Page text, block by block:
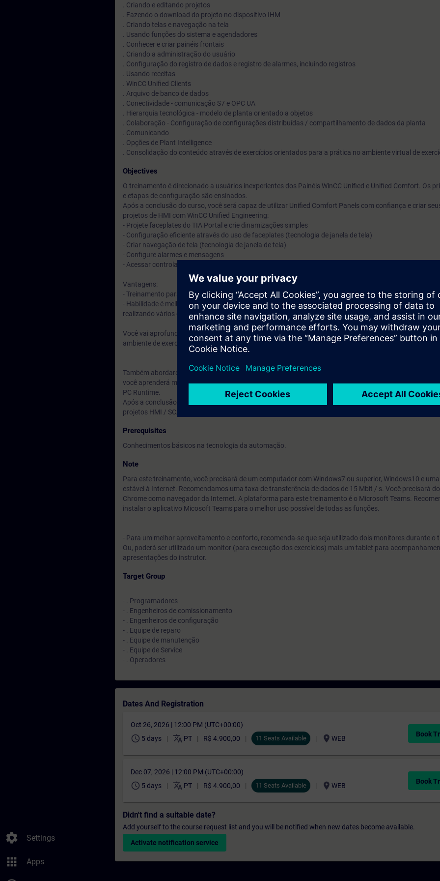
settings Settings
apps Apps
aprenderá os conceitos básicos para utilizar o WinCC Unified e
os novos painéis Unified Confort, conhecendo mais sobre o
performance e desempenho deste novo sistema.
. Criando e editando projetos
. Fazendo o download do projeto no dispositivo IHM
. Criando telas e navegação na tela
. Usando funções do sistema e agendadores
. Conhecer e criar painéis frontais
. Criando a administração do usuário
. Configuração do registro de dados e registro de alarmes, incluindo registros
. Usando receitas
. WinCC Unified Clients
. Arquivo de banco de dados
. Conectividade - comunicação S7 e OPC UA
. Hierarquia tecnológica - modelo de planta orientado a objetos
. Colaboração - Configuração de configurações distribuídas / compartilhamento de dados da planta
. Comunicando
. Opções de Plant Intelligence
. Consolidação do conteúdo através de exercícios orientados para a prática no ambiente virtual de
Objectives
O treinamento é direcionado a usuários inexperientes dos Painéis WinCC Unified e Unified Comfort. Os
e etapas de configuração são ensinados.
Após a conclusão do curso, você será capaz de utilizar Unified Comfort Panels com confiança e criar
projetos de HMI com WinCC Unified Engineering:
- Projete faceplates do TIA Portal e crie dinamizações simples
- Configuração eficiente através do uso de faceplates (tecnologia de janela de tela)
- Criar navegação de tela (tecnologia de janela de tela)
- Configure alarmes e mensagens
- Acessar controladores S7
Vantagens:
- Treinamento para o novo sistema HMI, WinCC Unified, direto do fabricante.
- Habilidade é melhor do que apenas conhecimento. Após a conclusão do curso, você terá dominado o
realizando vários exercícios práticos.
Você vai aprofundar seus conhecimentos teóricos por meio de vários exercícios orientados para a prática
ambiente de exercícios simulados virtualmente.
Também abordaremos sobre sobre WinCC Unified no ambiente SCADA. Com base no Curso de Sistema
você aprenderá mais sobre as opções básicas e SCADA individuais, além das funcionalidades básicas do
PC Runtime.
Após a conclusão do curso, você será capaz de usar WinCC Unified PC Runtime com confiança e criar
projetos HMI / SCADA com WinCC Unified Engineering.
Prerequisites
Conhecimentos básicos na tecnologia da automação.
Note
Para este treinamento, você precisará de um computador com Windows7 ou superior, Windows10 e
estável à Internet. Recomendamos uma taxa de transferência de dados de 15 Mbit / s. Você precisará
Chrome como navegador da Internet. A plataforma para este treinamento é o Microsoft Teams.
instalar o aplicativo Micosoft Teams para o melhor uso possível de todas as funções.
- Para um melhor aproveitamento e conforto, recomenda-se que seja utilizado dois monitores durante o
Ou, poderá ser utilizado um monitor (para execução dos exercícios) mais um tablet para
apresentações do instrutor.
Target Group
- . Programadores
- . Engenheiros de comissionamento
- . Engenheiros de configuração
- . Equipe de reparo
- . Equipe de manutenção
- . Equipe de Service
- . Operadores
Dates And Registration
Oct 26, 2026 | 12:00 PM (UTC+00:00)
schedule 5 days translate PT R$ 4.900,00 11 Seats Available location_on WEB
Book
Dec 07, 2026 | 12:00 PM (UTC+00:00)
schedule 5 days translate PT R$ 4.900,00 11 Seats Available location_on WEB
Book
Didn't find a suitable date?
Add yourself to the course request list and you will be notified when new dates become available.
Activate notification service